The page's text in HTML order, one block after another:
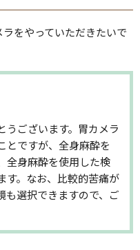
をやっていただきたいで
うございます。胃カメラ
とですが、全身麻酔を
全身麻酔を使用した検
す。なお、比較的苦痛が
も選択できますので、ご